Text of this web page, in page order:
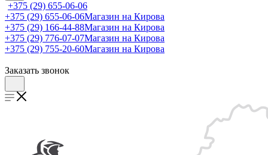
+375 (29) 655-06-06
+375 (29) 655-06-06Магазин на Кирова
+375 (29) 166-44-88Магазин на Кирова
+375 (29) 776-07-07Магазин на Кирова
+375 (29) 755-20-60Магазин на Кирова
Заказать звонок